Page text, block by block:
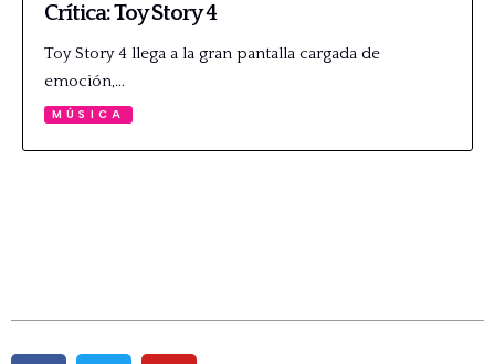
Crítica: Toy Story 4
Toy Story 4 llega a la gran pantalla cargada de
emoción,…
MÚSICA